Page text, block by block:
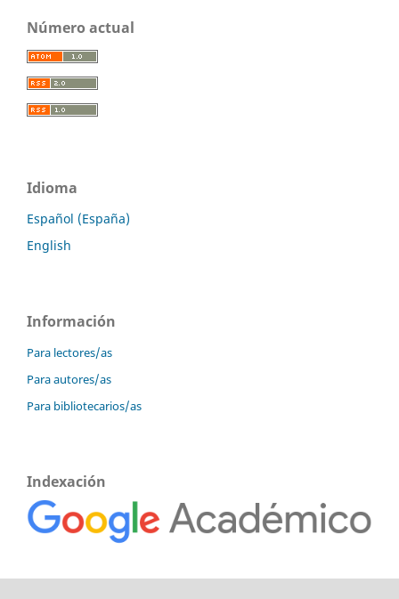
Número actual
Idioma
Español (España)
English
Información
Para lectores/as
Para autores/as
Para bibliotecarios/as
Indexación